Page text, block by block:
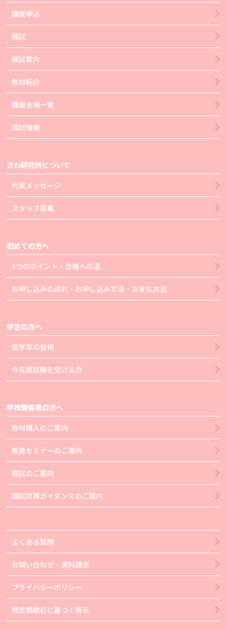
講座申込
模試
模試案内
教材紹介
講座会場一覧
国試情報
さわ研究所について
代表メッセージ
スタッフ募集
初めての方へ
3つのポイント・合格への道
お申し込みの流れ・お申し込み方法・お支払方法
学生の方へ
低学年の皆様
今年度試験を受ける方
学校関係者の方へ
教材購入のご案内
教員セミナーのご案内
模試のご案内
国試対策ガイダンスのご案内
よくある質問
お問い合わせ・資料請求
プライバシーポリシー
特定商取引に基づく表示